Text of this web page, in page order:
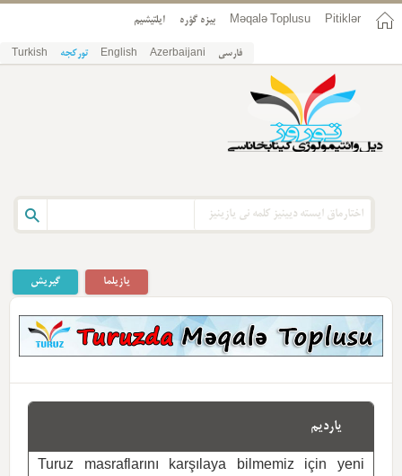
Pitiklər
Məqalə Toplusu بیزه گؤره ایلتیشیم
فارسی Azerbaijani
English تورکجه Turkish
گیریش یازیلما
یاردیم
Turuz masraflarını karşılaya bilmemiz için yeni